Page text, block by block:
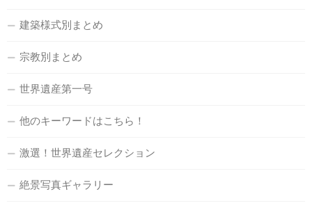
建築様式別まとめ
宗教別まとめ
世界遺産第一号
他のキーワードはこちら！
激選！世界遺産セレクション
絶景写真ギャラリー